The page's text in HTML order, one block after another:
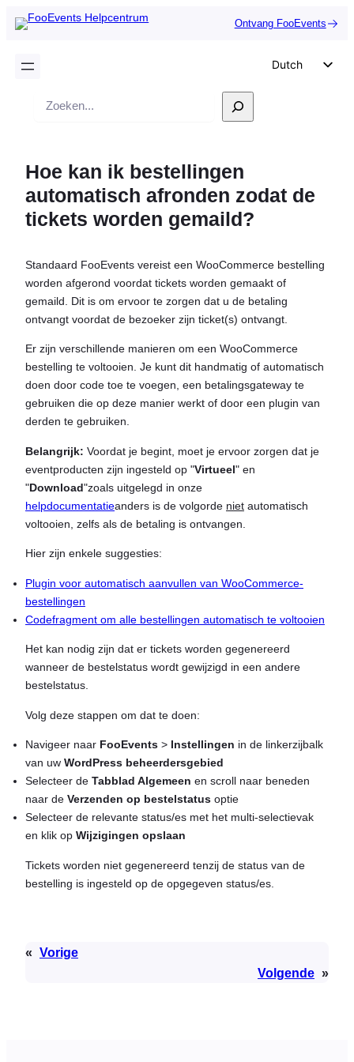
Ontvang FooEvents
Dutch
Portuguese
Czech
Greek
Zoek
Hoe kan ik bestellingen
automatisch afronden zodat de
tickets worden gemaild?
Standaard FooEvents vereist een WooCommerce bestelling
worden afgerond voordat tickets worden gemaakt of
gemaild. Dit is om ervoor te zorgen dat u de betaling
ontvangt voordat de bezoeker zijn ticket(s) ontvangt.
Er zijn verschillende manieren om een WooCommerce
bestelling te voltooien. Je kunt dit handmatig of automatisch
doen door code toe te voegen, een betalingsgateway te
gebruiken die op deze manier werkt of door een plugin van
derden te gebruiken.
Belangrijk: Voordat je begint, moet je ervoor zorgen dat je
eventproducten zijn ingesteld op "Virtueel" en
"Download"zoals uitgelegd in onze
helpdocumentatieanders is de volgorde niet automatisch
voltooien, zelfs als de betaling is ontvangen.
Hier zijn enkele suggesties:
Plugin voor automatisch aanvullen van WooCommerce-
bestellingen
Codefragment om alle bestellingen automatisch te voltooien
Het kan nodig zijn dat er tickets worden gegenereerd
wanneer de bestelstatus wordt gewijzigd in een andere
bestelstatus.
Volg deze stappen om dat te doen:
Navigeer naar FooEvents > Instellingen in de linkerzijbalk
van uw WordPress beheerdersgebied
Selecteer de Tabblad Algemeen en scroll naar beneden
naar de Verzenden op bestelstatus optie
Selecteer de relevante status/es met het multi-selectievak
en klik op Wijzigingen opslaan
Tickets worden niet gegenereerd tenzij de status van de
bestelling is ingesteld op de opgegeven status/es.
« Vorige
Volgende »